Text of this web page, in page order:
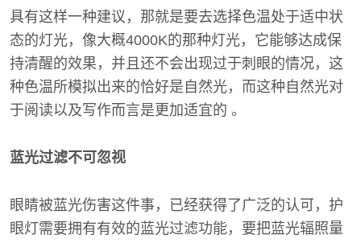
具有这样一种建议，那就是要去选择色温处于适中状
态的灯光，像大概4000K的那种灯光，它能够达成保
持清醒的效果，并且还不会出现过于刺眼的情况，这
种色温所模拟出来的恰好是自然光，而这种自然光对
于阅读以及写作而言是更加适宜的 。
蓝光过滤不可忽视
眼睛被蓝光伤害这件事，已经获得了广泛的认可，护
眼灯需要拥有有效的蓝光过滤功能，要把蓝光辐照量